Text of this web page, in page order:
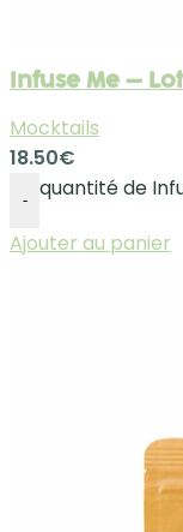
Infuse Me –
Mocktails
18.50€
-
quantité de
Ajouter au panier